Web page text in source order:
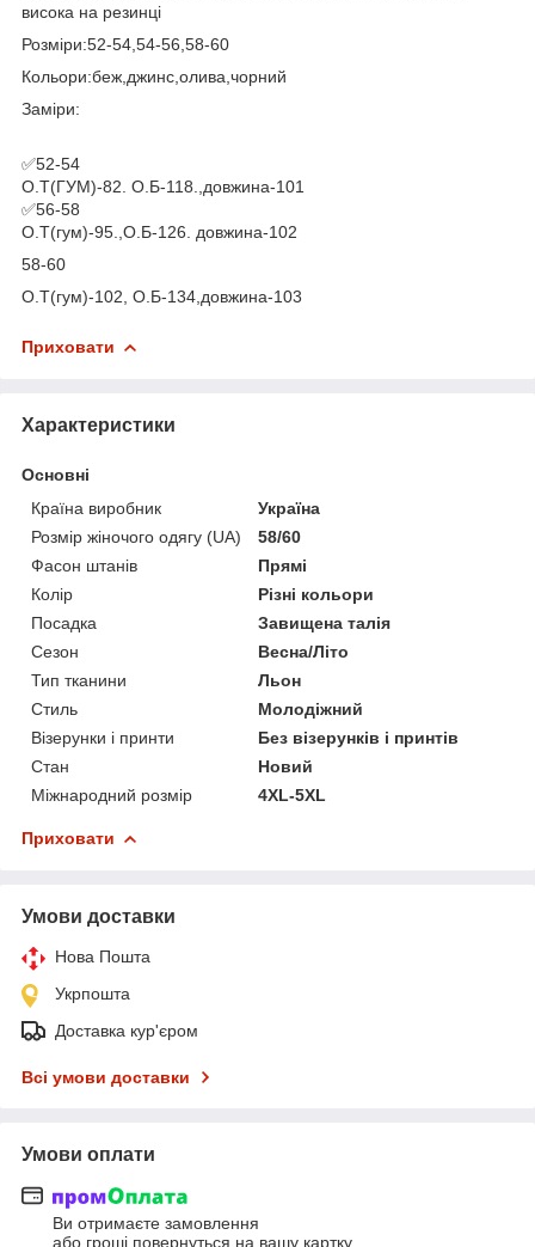
висока на резинці
Розміри:52-54,54-56,58-60
Кольори:беж,джинс,олива,чорний
Заміри:
✅52-54
О.Т(ГУМ)-82. О.Б-118.,довжина-101
✅56-58
О.Т(гум)-95.,О.Б-126. довжина-102
58-60
О.Т(гум)-102, О.Б-134,довжина-103
Приховати
Характеристики
Основні
Країна виробник
Україна
Розмір жіночого одягу (UA)
58/60
Фасон штанів
Прямі
Колір
Різні кольори
Посадка
Завищена талія
Сезон
Весна/Літо
Тип тканини
Льон
Стиль
Молодіжний
Візерунки і принти
Без візерунків і принтів
Стан
Новий
Міжнародний розмір
4XL-5XL
Приховати
Умови доставки
Нова Пошта
Укрпошта
Доставка кур'єром
Всі умови доставки
Умови оплати
Ви отримаєте замовлення
або гроші повернуться на вашу картку